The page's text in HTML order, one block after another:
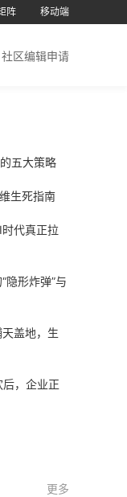
阵
移动端
社区编辑申请
五大策略
生死指南
代真正拉
隐形炸弹”与
盖地，生
，企业正
更多